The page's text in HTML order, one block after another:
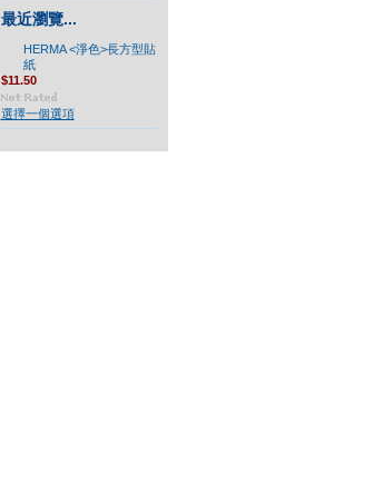
最近瀏覽...
HERMA <淨色>長方型貼
紙
$11.50
選擇一個選項